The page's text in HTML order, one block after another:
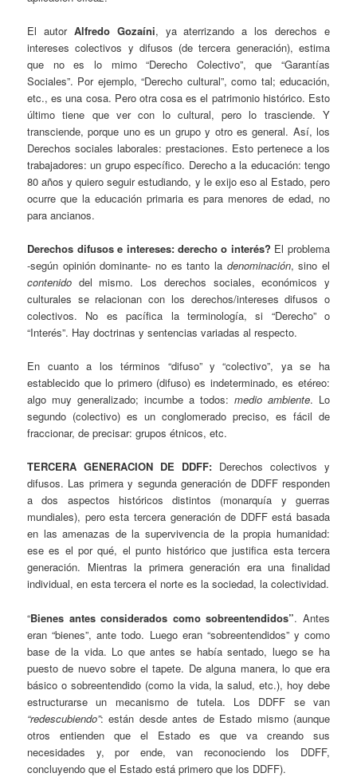
El autor Alfredo Gozaíni, ya aterrizando a los derechos e
intereses colectivos y difusos (de tercera generación), estima
que no es lo mimo “Derecho Colectivo”, que “Garantías
Sociales”. Por ejemplo, “Derecho cultural”, como tal; educación,
etc., es una cosa. Pero otra cosa es el patrimonio histórico. Esto
último tiene que ver con lo cultural, pero lo trasciende. Y
transciende, porque uno es un grupo y otro es general. Así, los
Derechos sociales laborales: prestaciones. Esto pertenece a los
trabajadores: un grupo específico. Derecho a la educación: tengo
80 años y quiero seguir estudiando, y le exijo eso al Estado, pero
ocurre que la educación primaria es para menores de edad, no
para ancianos.
Derechos difusos e intereses: derecho o interés? El problema
-según opinión dominante- no es tanto la denominación, sino el
contenido del mismo. Los derechos sociales, económicos y
culturales se relacionan con los derechos/intereses difusos o
colectivos. No es pacífica la terminología, si “Derecho” o
“Interés”. Hay doctrinas y sentencias variadas al respecto.
En cuanto a los términos “difuso” y “colectivo”, ya se ha
establecido que lo primero (difuso) es indeterminado, es etéreo:
algo muy generalizado; incumbe a todos: medio ambiente. Lo
segundo (colectivo) es un conglomerado preciso, es fácil de
fraccionar, de precisar: grupos étnicos, etc.
TERCERA GENERACION DE DDFF: Derechos colectivos y
difusos. Las primera y segunda generación de DDFF responden
a dos aspectos históricos distintos (monarquía y guerras
mundiales), pero esta tercera generación de DDFF está basada
en las amenazas de la supervivencia de la propia humanidad:
ese es el por qué, el punto histórico que justifica esta tercera
generación. Mientras la primera generación era una finalidad
individual, en esta tercera el norte es la sociedad, la colectividad.
“Bienes antes considerados como sobreentendidos”. Antes
eran “bienes”, ante todo. Luego eran “sobreentendidos” y como
base de la vida. Lo que antes se había sentado, luego se ha
puesto de nuevo sobre el tapete. De alguna manera, lo que era
básico o sobreentendido (como la vida, la salud, etc.), hoy debe
estructurarse un mecanismo de tutela. Los DDFF se van
“redescubiendo”: están desde antes de Estado mismo (aunque
otros entienden que el Estado es que va creando sus
necesidades y, por ende, van reconociendo los DDFF,
concluyendo que el Estado está primero que los DDFF).